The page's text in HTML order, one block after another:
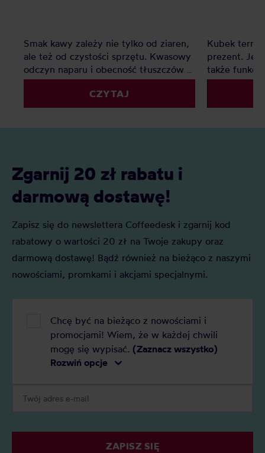
Smak kawy zależy nie tylko od ziaren,
ale też od czystości sprzętu. Kwasowy
odczyn naparu i obecność tłuszczów w
kawie zostawiają osady, które z czasem
pogarszają smak i przyspieszają
zużycie urządzeń – od ekspresu po
CZYTAJ
Kubek
prezent.
także
przychodzą
zachwycają
Zgarnij 20 zł rabatu i
darmową dostawę!
Zapisz się do newslettera Coffeedesk i zgarnij kod
rabatowy o wartości 20 zł na Twoje zakupy oraz
darmową dostawę! Bądź również na bieżąco z naszymi
nowościami, promkami i akcjami specjalnymi.
Chcę być na bieżąco z nowościami i
promocjami! Wiem, że w każdej chwili
mogę się wypisać. (Zaznacz wszystko)
Rozwiń opcje
ZAPISZ SIĘ